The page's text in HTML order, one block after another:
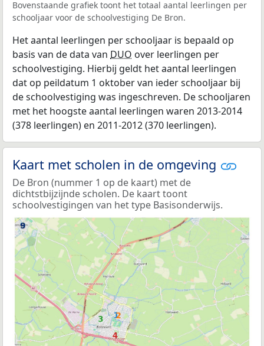
Bovenstaande grafiek toont het totaal aantal leerlingen per
schooljaar voor de schoolvestiging De Bron.
Het aantal leerlingen per schooljaar is bepaald op
basis van de data van DUO over leerlingen per
schoolvestiging. Hierbij geldt het aantal leerlingen
dat op peildatum 1 oktober van ieder schooljaar bij
de schoolvestiging was ingeschreven. De schooljaren
met het hoogste aantal leerlingen waren 2013-2014
(378 leerlingen) en 2011-2012 (370 leerlingen).
Kaart met scholen in de omgeving
De Bron (nummer 1 op de kaart) met de
dichtstbijzijnde scholen. De kaart toont
schoolvestigingen van het type Basisonderwijs.